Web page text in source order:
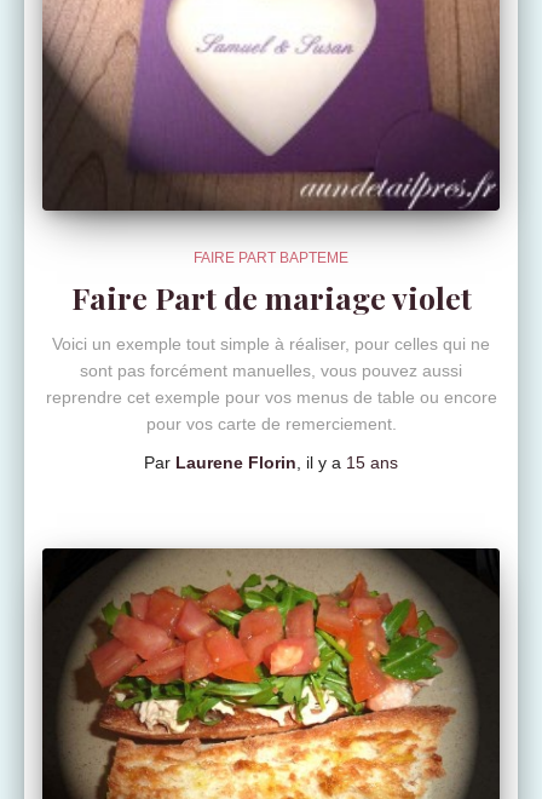
FAIRE PART BAPTEME
Faire Part de mariage violet
Voici un exemple tout simple à réaliser, pour celles qui ne
sont pas forcément manuelles, vous pouvez aussi
reprendre cet exemple pour vos menus de table ou encore
pour vos carte de remerciement.
Par Laurene Florin , il y a 15 ans